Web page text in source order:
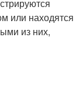
или находятся
из них,